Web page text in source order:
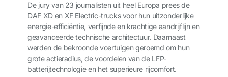
De jury van 23 journalisten uit heel Europa prees de
DAF XD en XF Electric-trucks voor hun uitzonderlijke
energie-efficiëntie, verfijnde en krachtige aandrijflijn en
geavanceerde technische architectuur. Daarnaast
werden de bekroonde voertuigen geroemd om hun
grote actieradius, de voordelen van de LFP-
batterijtechnologie en het superieure rijcomfort.